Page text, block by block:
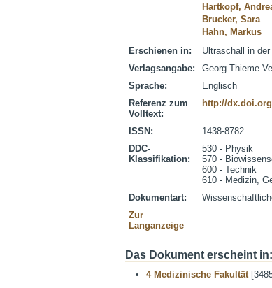
Hartkopf,
Brucker, Sara
Hahn, Markus
Erschienen in:
Ultraschall in
Verlagsangabe:
Georg Thieme
Sprache:
Englisch
Referenz zum
Volltext:
http://
ISSN:
1438-8782
DDC-
Klassifikation:
530 - Physik
570 -
600 - Technik
610 - Medizin,
Dokumentart:
Zur
Langanzeige
Das Dokument erscheint in:
4 Medizinische Fakultät